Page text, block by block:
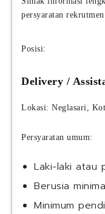
persyaratan
Posisi:
Delivery /
Lokasi: Neglasari,
Persyaratan umum:
Laki-laki atau
Berusia
Minimum